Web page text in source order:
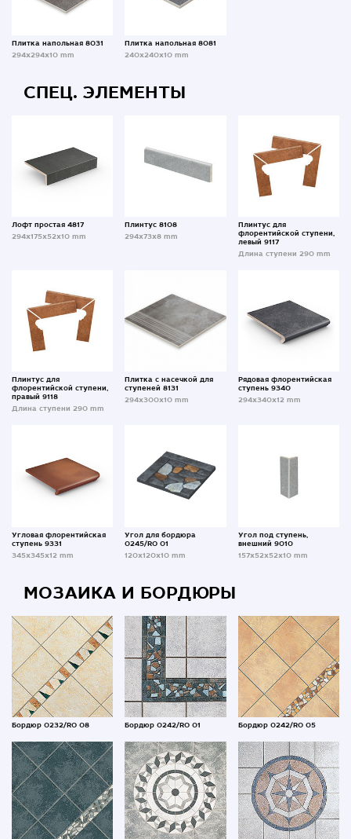
Плитка напольная 8031
294x294x10 mm
Плитка напольная 8081
240x240x10 mm
СПЕЦ. ЭЛЕМЕНТЫ
Лофт простая 4817
294x175x52x10 mm
Плинтус 8108
294x73x8 mm
Плинтус для
флорентийской ступени,
левый 9117
Длина ступени 290 mm
Плинтус для
флорентийской ступени,
правый 9118
Длина ступени 290 mm
Плитка с насечкой для
ступеней 8131
294x300x10 mm
Рядовая флорентийская
ступень 9340
294x340x12 mm
Угловая флорентийская
ступень 9331
345x345x12 mm
Угол для бордюра
0245/RO 01
120x120x10 mm
Угол под ступень,
внешний 9010
157x52x52x10 mm
МОЗАИКА И БОРДЮРЫ
Бордюр 0232/RO 08 Бордюр 0242/RO 01 Бордюр 0242/RO 05